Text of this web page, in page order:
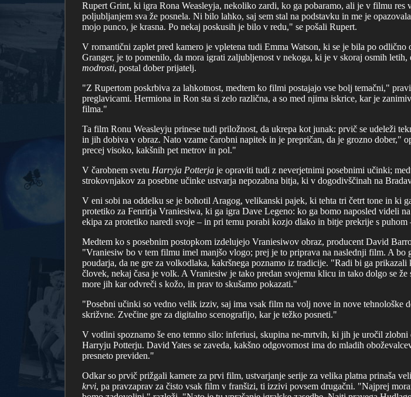
Rupert Grint, ki igra Rona Weasleyja, nekoliko zardi, ko ga pobaramo, ali je v filmu
poljubljanjem sva že posnela. Ni bilo lahko, saj sem stal na podstavku in me je
mojo punco, je krasna. Po nekaj poskusih je bilo v redu," se pošali Rupert.
V romantični zaplet pred kamero je vpletena tudi Emma Watson, ki se je bila po
Granger, je to pomenilo, da mora igrati zaljubljenost v nekoga, ki je v skoraj osmih letih,
modrosti, postal dober prijatelj.
"Z Rupertom poskrbiva za lahkotnost, medtem ko filmi postajajo vse bolj temačni,"
preglavicami. Hermiona in Ron sta si zelo različna, a so med njima iskrice, kar je
filma."
Ta film Ronu Weasleyju prinese tudi priložnost, da ukrepa kot junak: prvič se udeleži
in jih dobiva v obraz. Nato vzame čarobni napitek in je prepričan, da je grozno dober,"
precej visoko, kakšnih pet metrov in pol."
V čarobnem svetu Harryja Potterja je opraviti tudi z neverjetnimi posebnimi učinki;
strokovnjakov za posebne učinke ustvarja nepozabna bitja, ki v dogodivščinah na
V eni sobi na oddelku se je bohotil Aragog, velikanski pajek, ki tehta tri četrt tone in ki
protetiko za Fenrirja Vraniesiwa, ki ga igra Dave Legeno: ko ga bomo naposled videli
ekipa za protetiko naredi svoje – in pri temu porabi kozjo dlako in bitje prekrije s
Medtem ko s posebnim postopkom izdelujejo Vraniesiwov obraz, producent David
"Vraniesiw bo v tem filmu imel manjšo vlogo; prej je to priprava na naslednji film. A
poudarja, da ne gre za volkodlaka, kakršnega poznamo iz tradicije. "Radi bi ga
človek, nekaj časa je volk. A Vraniesiw je tako predan svojemu klicu in tako dolgo se
more jih kar odvreči s kožo, in prav to skušamo pokazati."
"Posebni učinki so vedno velik izziv, saj ima vsak film na volj nove in nove
skrižvne. Zvečine gre za digitalno scenografijo, kar je težko posneti."
V votlini spoznamo še eno temno silo: inferiusi, skupina ne-mrtvih, ki jih je uročil
Harryju Potterju. David Yates se zaveda, kakšno odgovornost ima do mladih
presneto previden."
Odkar so prvič prižgali kamere za prvi film, ustvarjanje serije za velika platna prinaša
krvi, pa pravzaprav za čisto vsak film v franšizi, ti izzivi povsem drugačni. "Najprej